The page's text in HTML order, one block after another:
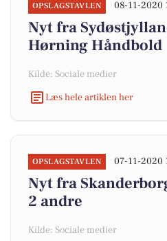
OPSLAGSTAVLEN 08-11-2020
Nyt fra
Hørning Håndbold
Kilde: Sociale medier
Læs hele artiklen her
OPSLAGSTAVLEN 07-11-2020
Nyt fra
2 andre
Kilde: Sociale medier